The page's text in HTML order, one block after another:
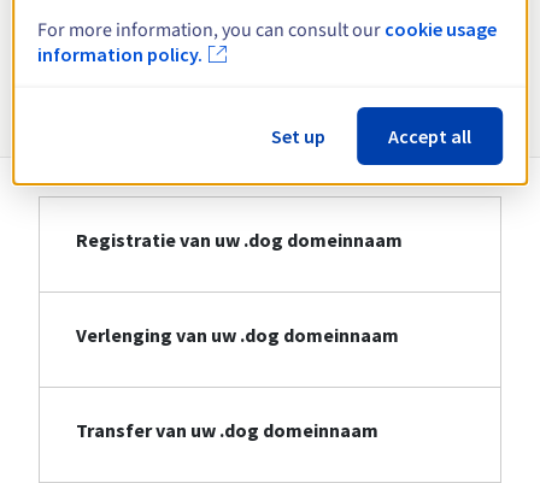
Bekijk alle extensies
Registratie van uw .dog domeinnaam
Verlenging van uw .dog domeinnaam
Transfer van uw .dog domeinnaam
For more information, you can consult our cookie usage
information policy.
Set up Accept all